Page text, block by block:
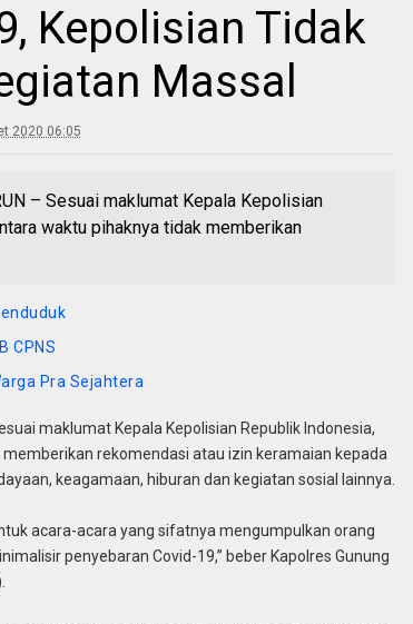
Kepolisian Tidak
Massal
2020 06:05
– Sesuai maklumat Kepala Kepolisian
waktu pihaknya tidak memberikan
CPNS
Pra Sejahtera
maklumat Kepala Kepolisian Republik Indonesia,
rekomendasi atau izin keramaian kepada
keagamaan, hiburan dan kegiatan sosial lainnya.
acara-acara yang sifatnya mengumpulkan orang
penyebaran Covid-19,” beber Kapolres Gunung